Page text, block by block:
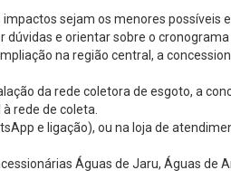
sejam os menores possíveis
e orientar sobre o cronograma
na região central, a
da rede coletora de esgoto, a
rede de coleta.
e ligação), ou na loja de
Águas de Jaru, Águas de